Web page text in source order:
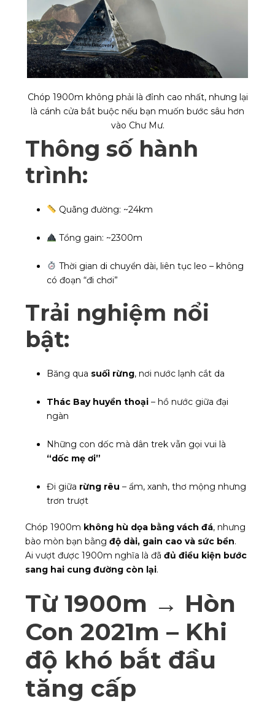
Chóp 1900m không phải là đỉnh cao nhất, nhưng lại
là cánh cửa bắt buộc nếu bạn muốn bước sâu hơn
vào Chư Mư.
Thông số hành
trình:
Quãng đường: ~24km
Tổng gain: ~2300m
Thời gian di chuyển dài, liên tục leo – không
có đoạn “đi chơi”
Trải nghiệm nổi
bật:
Băng qua suối rừng, nơi nước lạnh cắt da
Thác Bay huyền thoại – hồ nước giữa đại
ngàn
Những con dốc mà dân trek vẫn gọi vui là
“dốc mẹ ơi”
Đi giữa rừng rêu – ẩm, xanh, thơ mộng nhưng
trơn trượt
Chóp 1900m không hù dọa bằng vách đá, nhưng
bào mòn bạn bằng độ dài, gain cao và sức bền.
Ai vượt được 1900m nghĩa là đã đủ điều kiện bước
sang hai cung đường còn lại.
Từ 1900m → Hòn
Con 2021m – Khi
độ khó bắt đầu
tăng cấp